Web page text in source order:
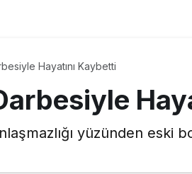
Hayatını Kaybetti
yüzünden eski